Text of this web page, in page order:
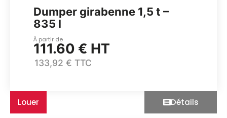
Dumper girabenne 1,5 t –
835 l
À partir de
111.60 € HT
133,92 € TTC
Louer Détails